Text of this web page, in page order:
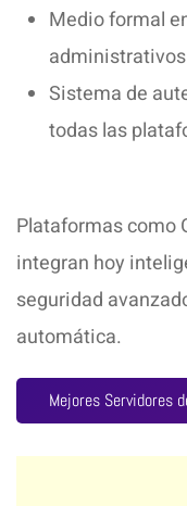
Medio formal
administrativos
Sistema de
todas las
Plataformas como
integran hoy
seguridad
automática.
Mejores Servidores